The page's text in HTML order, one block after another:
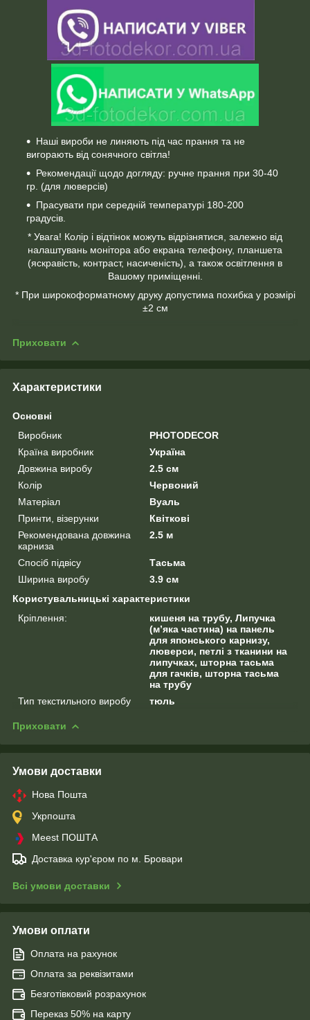
Наші вироби не линяють під час прання та не
вигорають від сонячного світла!
Рекомендації щодо догляду: ручне прання при 30-40
гр. (для люверсів)
Прасувати при середній температурі 180-200
градусів.
* Увага! Колір і відтінок можуть відрізнятися, залежно від
налаштувань монітора або екрана телефону, планшета
(яскравість, контраст, насиченість), а також освітлення в
Вашому приміщенні.
* При широкоформатному друку допустима похибка у розмірі
±2 см
Приховати
Характеристики
Основні
Виробник
PHOTODECOR
Країна виробник
Україна
Довжина виробу
2.5 см
Колір
Червоний
Матеріал
Вуаль
Принти, візерунки
Квіткові
Рекомендована довжина
карниза
2.5 м
Спосіб підвісу
Тасьма
Ширина виробу
3.9 см
Користувальницькі характеристики
Кріплення:
кишеня на трубу, Липучка
(м’яка частина) на панель
для японського карнизу,
люверси, петлі з тканини на
липучках, шторна тасьма
для гачків, шторна тасьма
на трубу
Тип текстильного виробу
тюль
Приховати
Умови доставки
Нова Пошта
Укрпошта
Meest ПОШТА
Доставка кур'єром по м. Бровари
Всі умови доставки
Умови оплати
Оплата на рахунок
Оплата за реквізитами
Безготівковий розрахунок
Переказ 50% на карту